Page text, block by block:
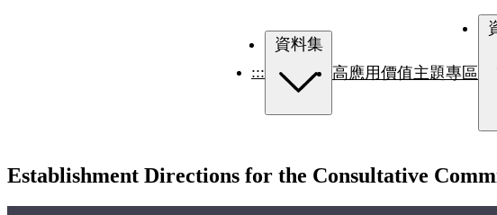
:::
資料集
高應用價值主題專區
Establishment Directions for the Consultative